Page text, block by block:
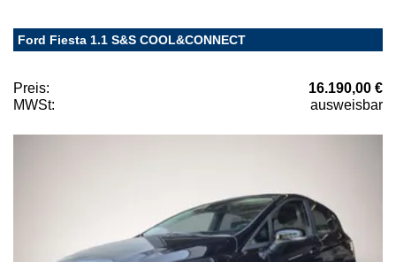
Ford Fiesta 1.1 S&S COOL&CONNECT
Preis:
16.190,00 €
MWSt:
ausweisbar